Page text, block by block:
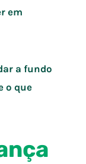
em
a fundo
o que